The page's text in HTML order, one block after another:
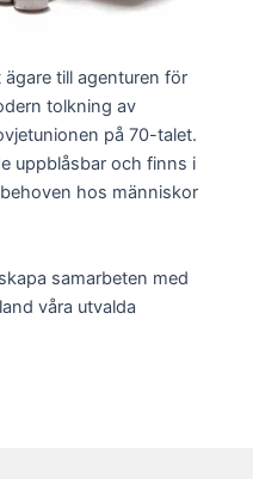
till agenturen för
tolkning av
på 70-talet.
uppblåsbar och finns i
hos människor
samarbeten med
våra utvalda